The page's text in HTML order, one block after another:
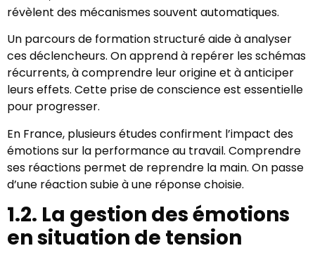
révèlent des mécanismes souvent automatiques.
Un parcours de formation structuré aide à analyser
ces déclencheurs. On apprend à repérer les schémas
récurrents, à comprendre leur origine et à anticiper
leurs effets. Cette prise de conscience est essentielle
pour progresser.
En France, plusieurs études confirment l’impact des
émotions sur la performance au travail. Comprendre
ses réactions permet de reprendre la main. On passe
d’une réaction subie à une réponse choisie.
1.2. La gestion des émotions
en situation de tension